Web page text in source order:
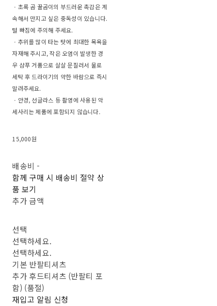
ㆍ초록 곰 꿀곰이의 부드러운 촉감은 계
속해서 만지고 싶은 중독성이 있습니다.
털 빠짐에 주의해 주세요.
ㆍ추위를 많이 타는 탓에 최대한 목욕을
자재해 주시고, 작은 오염이 발생한 경
우 샴푸 거품으로 살살 문질러서 물로
세탁 후 드라이기의 약한 바람으로 즉시
말려주세요.
ㆍ안경, 선글라스 등 촬영에 사용된 악
세사리는 제품에 포함되지 않습니다.
15,000원
배송비 -
함께 구매 시 배송비 절약 상
품 보기
추가 금액
선택
선택하세요.
선택하세요.
기본 반팔티셔츠
추가 후드티셔츠 (반팔티 포
함) (품절)
재입고 알림 신청